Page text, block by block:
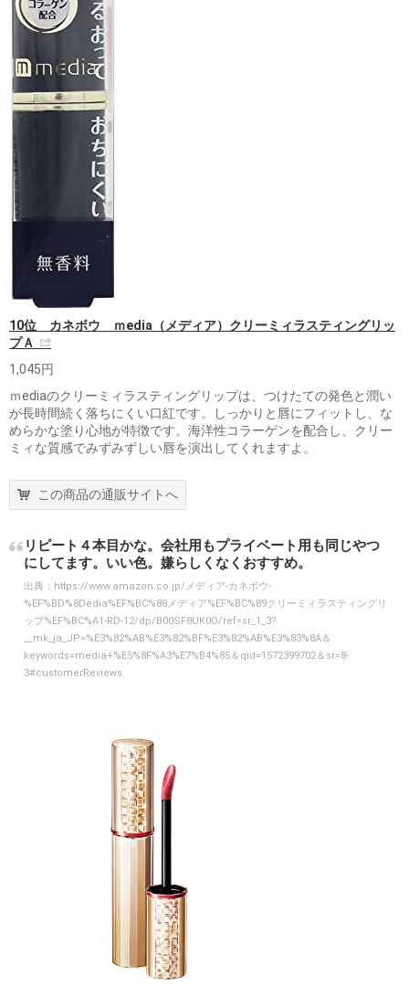
10位 カネボウ ｍedia（メディア）クリーミィラスティングリッ
プＡ
1,045円
ｍediaのクリーミィラスティングリップは、つけたての発色と潤い
が長時間続く落ちにくい口紅です。しっかりと唇にフィットし、な
めらかな塗り心地が特徴です。海洋性コラーゲンを配合し、クリー
ミィな質感でみずみずしい唇を演出してくれますよ。
この商品の通販サイトへ
リピート４本目かな。会社用もプライベート用も同じやつ
にしてます。いい色。嫌らしくなくおすすめ。
出典： https://www.amazon.co.jp/メディア-カネボウ-
%EF%BD%8Dedia%EF%BC%88メディア%EF%BC%89クリーミィラスティングリ
ップ%EF%BC%A1-RD-12/dp/B00SF8UK0O/ref=sr_1_3?
__mk_ja_JP=%E3%82%AB%E3%82%BF%E3%82%AB%E3%83%8A＆
keywords=media+%E5%8F%A3%E7%B4%85＆qid=1572399702＆sr=8-
3#customerReviews